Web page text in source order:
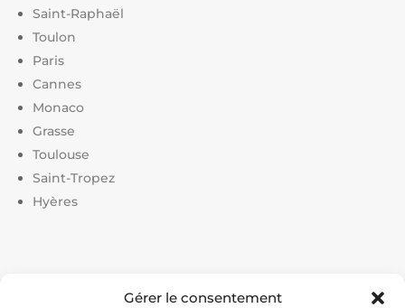
Gérer le consentement
Saint-Raphaël
Toulon
Paris
Cannes
Monaco
Grasse
Toulouse
Saint-Tropez
Hyères
Liens utiles :